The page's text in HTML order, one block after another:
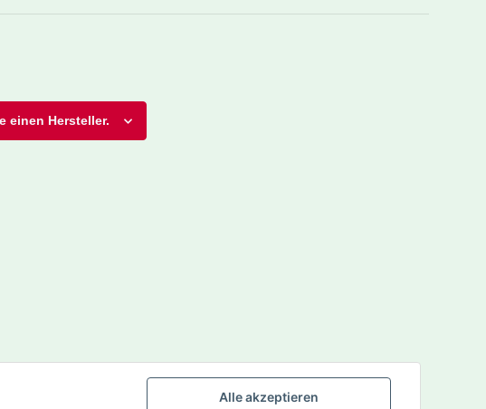
Alle akzeptieren
einen Hersteller.